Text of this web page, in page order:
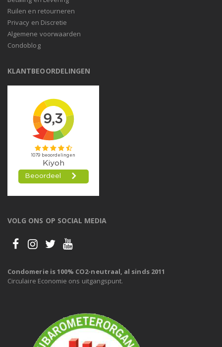
Ruilen en retourneren
Privacy en Discretie
Algemene voorwaarden
Condoblog
KLANTBEOORDELINGEN
VOLG ONS OP SOCIAL MEDIA
Condomerie is 100% CO2-neutraal, al sinds 2011
Circulaire Economie ons uitgangspunt.